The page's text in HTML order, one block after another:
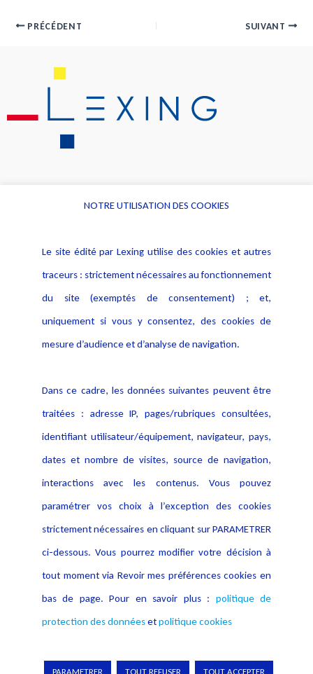
PRÉCÉDENT SUIVANT
Alerte professionnelle
Déclaration d'accessibilité
Notice Légale
Politique de protection des
données
Publications
NOTRE UTILISATION DES COOKIES
Le site édité par Lexing utilise des cookies et autres
traceurs : strictement nécessaires au fonctionnement
du site (exemptés de consentement) ; et,
uniquement si vous y consentez, des cookies de
mesure d’audience et d’analyse de navigation.
Dans ce cadre, les données suivantes peuvent être
traitées : adresse IP, pages/rubriques consultées,
identifiant utilisateur/équipement, navigateur, pays,
dates et nombre de visites, source de navigation,
interactions avec les contenus. Vous pouvez
paramétrer vos choix à l’exception des cookies
strictement nécessaires en cliquant sur PARAMETRER
ci-dessous. Vous pourrez modifier votre décision à
tout moment via Revoir mes préférences cookies en
bas de page. Pour en savoir plus : politique de
protection des donnéesetpolitique cookies
PARAMETRER TOUT REFUSER TOUT ACCEPTER